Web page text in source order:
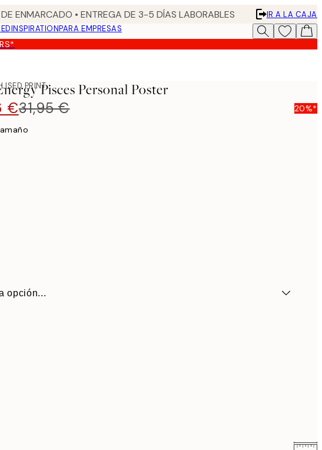
ENMARCADO • ENTREGA DE 3-5 DÍAS LABORABLES
IR A LA CAJA
INSPIRATIONPARA EMPRESAS
PRINTPisces Personal Poster
€31,95 € 20%*
opción...